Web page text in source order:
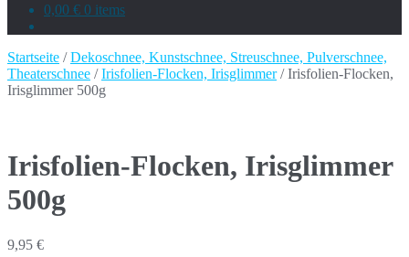
0,00 € 0 items
Startseite /Dekoschnee, Kunstschnee, Streuschnee, Pulverschnee,
Theaterschnee /Irisfolien-Flocken, Irisglimmer/ Irisfolien-Flocken,
Irisglimmer 500g
Irisfolien-Flocken, Irisglimmer
500g
9,95 €